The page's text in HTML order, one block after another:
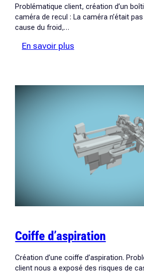
Problématique client, création d’un
caméra de recul : La caméra n’était
cause du froid,…
En savoir plus:
caméra
Coiffe d’aspiration
Création d’une coiffe d’aspiration.
client nous a exposé des risques de